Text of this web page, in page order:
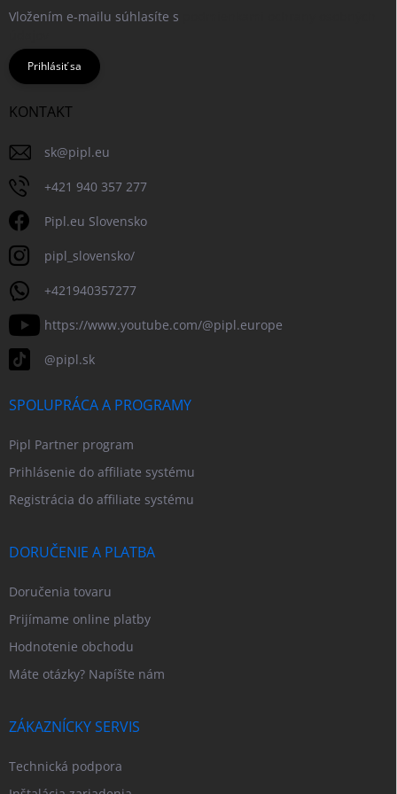
Vložením e-mailu súhlasíte s
Prihlásiť sa
KONTAKT
sk@pipl.eu
+421 940 357 277
Pipl.eu Slovensko
pipl_slovensko/
+421940357277
https://www.youtube.com/@pipl.europe
@pipl.sk
SPOLUPRÁCA A PROGRAMY
Pipl Partner program
Prihlásenie do affiliate systému
Registrácia do affiliate systému
DORUČENIE A PLATBA
Doručenia tovaru
Prijímame online platby
Hodnotenie obchodu
Máte otázky? Napíšte nám
ZÁKAZNÍCKY SERVIS
Technická podpora